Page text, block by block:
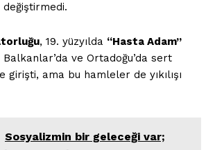
değiştirmedi.
, 19. yüzyılda “Hasta Adam”
ve Ortadoğu’da sert
ama bu hamleler de yıkılışı
Sosyalizmin bir geleceği var;